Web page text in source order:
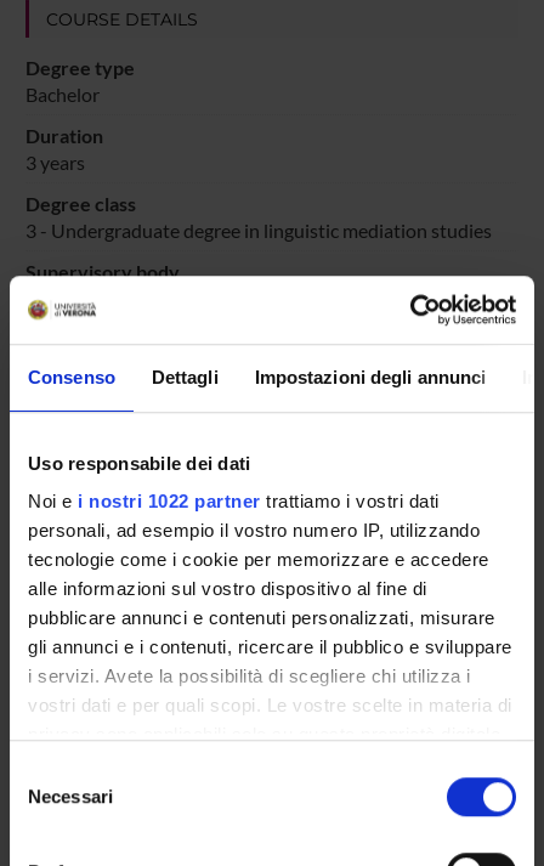
Consenso Dettagli Impostazioni degli annunci
Uso responsabile dei dati
Noi e i nostri 1022 partner trattiamo i vostri dati
personali, ad esempio il vostro numero IP, utilizzando
tecnologie come i cookie per memorizzare e accedere
alle informazioni sul vostro dispositivo al fine di
pubblicare annunci e contenuti personalizzati, misurare
gli annunci e i contenuti, ricercare il pubblico e sviluppare
i servizi. Avete la possibilità di scegliere chi utilizza i
vostri dati e per quali scopi. Le vostre scelte in materia di
modificare o revocare il proprio consenso in qualsiasi
momento dalla Dichiarazione sui cookie o facendo clic
delNecessari
COURSE DETAILS
Degree type
Bachelor
Duration
3 years
Degree class
3 - Undergraduate degree in linguistic mediation studies
Supervisory body
Council for the Degree Course in Foreign Languages and
Literatures
Teaching and course administration
Operational unit Foreign Languages and Literatures
Teaching and Student Services Unit
Location
Main Department
Foreign Languages and Literatures
Macro area
Humanities
Subject area
Foreign Languages and Literatures